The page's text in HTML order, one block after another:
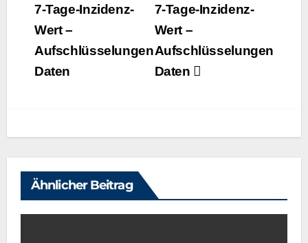
7‑Tage-Inzidenz-
Wert –
Aufschlüsselungen
Daten
7‑Tage-Inzidenz-
Wert –
Aufschlüsselungen
Daten
Ähnlicher Beitrag